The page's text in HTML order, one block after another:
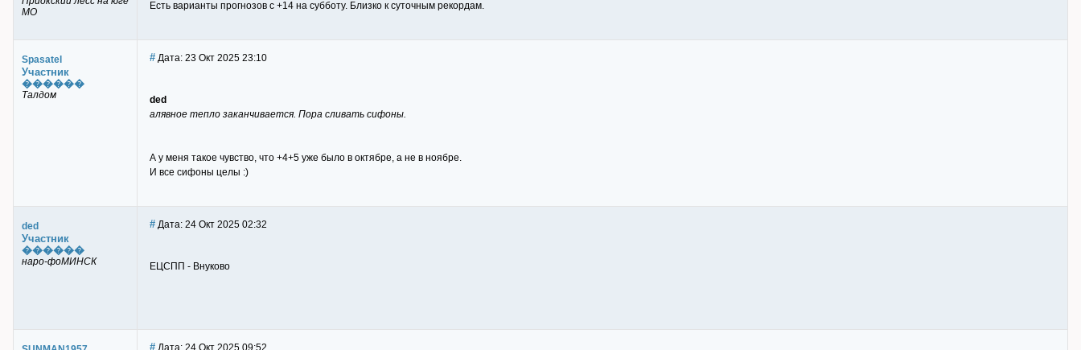
МО
Есть варианты прогнозов с +14 на субботу. Близко к суточным рекордам.
Spasatel
Участник
������
Талдом
# Дата: 23 Окт 2025 23:10
ded
алявное тепло заканчивается. Пора сливать сифоны.
А у меня такое чувство, что +4+5 уже было в октябре, а не в ноябре.
И все сифоны целы :)
ded
Участник
������
наро-фоМИНСК
# Дата: 24 Окт 2025 02:32
ЕЦСПП - Внуково
# Дата: 24 Окт 2025 09:52